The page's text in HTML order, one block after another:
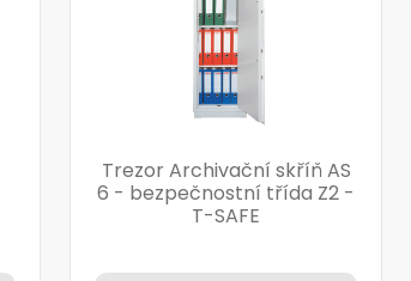
Trezor Archivační skříň AS
6 - bezpečnostní třída Z2 -
T-SAFE